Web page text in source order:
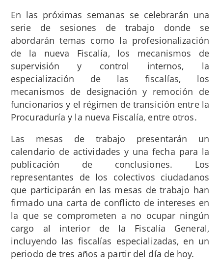
En las próximas semanas se celebrarán una
serie de sesiones de trabajo donde se
abordarán temas como la profesionalización
de la nueva Fiscalía, los mecanismos de
supervisión y control internos, la
especialización de las fiscalías, los
mecanismos de designación y remoción de
funcionarios y el régimen de transición entre la
Procuraduría y la nueva Fiscalía, entre otros.
Las mesas de trabajo presentarán un
calendario de actividades y una fecha para la
publicación de conclusiones. Los
representantes de los colectivos ciudadanos
que participarán en las mesas de trabajo han
firmado una carta de conflicto de intereses en
la que se comprometen a no ocupar ningún
cargo al interior de la Fiscalía General,
incluyendo las fiscalías especializadas, en un
periodo de tres años a partir del día de hoy.